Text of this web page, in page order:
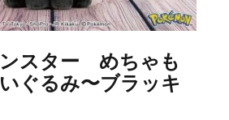
スター めちゃも
ぐるみ〜ブラッキ